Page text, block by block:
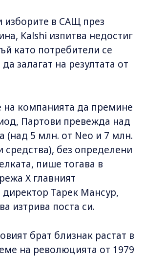
изборите в САЩ през
Kalshi изпитва недостиг
като потребители се
залагат на резултата от
на компанията да премине
Партови превежда над
(над 5 млн. от Neo и 7 млн.
средства), без определени
пише тогава в
X главният
директор Тарек Мансур,
изтрива поста си.
брат близнак растат в
на революцията от 1979